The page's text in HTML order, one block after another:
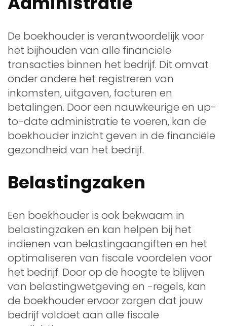
De boekhouder is verantwoordelijk voor
het bijhouden van alle financiële
transacties binnen het bedrijf. Dit omvat
onder andere het registreren van
inkomsten, uitgaven, facturen en
betalingen. Door een nauwkeurige en up-
to-date administratie te voeren, kan de
boekhouder inzicht geven in de financiële
gezondheid van het bedrijf.
Belastingzaken
Een boekhouder is ook bekwaam in
belastingzaken en kan helpen bij het
indienen van belastingaangiften en het
optimaliseren van fiscale voordelen voor
het bedrijf. Door op de hoogte te blijven
van belastingwetgeving en -regels, kan
de boekhouder ervoor zorgen dat jouw
bedrijf voldoet aan alle fiscale